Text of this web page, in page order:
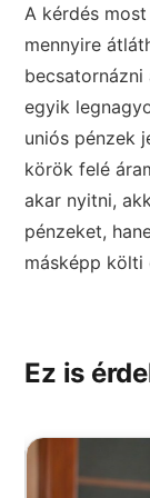
A kérdés
mennyire
becsatornázni
egyik
uniós pénzek
körök felé
akar nyitni,
pénzeket,
másképp költi
Ez is